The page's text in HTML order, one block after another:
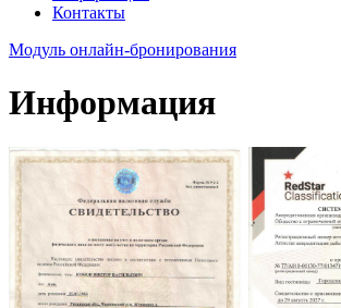
Контакты
Модуль онлайн-бронирования
Информация